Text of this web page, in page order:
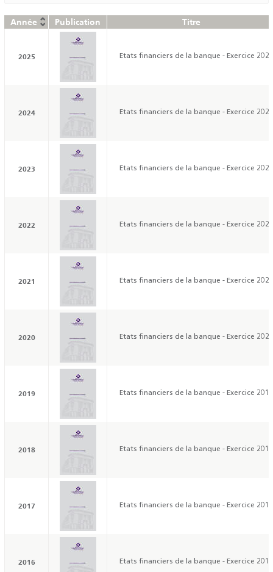
Année Publication Titre
2025 Etats financiers de la banque - Exercice 2025
2024 Etats financiers de la banque - Exercice 2024
2023 Etats financiers de la banque - Exercice 2023
2022 Etats financiers de la banque - Exercice 2022
2021 Etats financiers de la banque - Exercice 2021
2020 Etats financiers de la banque - Exercice 2020
2019 Etats financiers de la banque - Exercice 2019
2018 Etats financiers de la banque - Exercice 2018
2017 Etats financiers de la banque - Exercice 2017
2016 Etats financiers de la banque - Exercice 2016